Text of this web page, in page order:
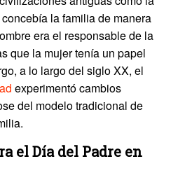
la familia de manera
era el responsable de la
que la mujer tenía un papel
a lo largo del siglo XX, el
experimentó cambios
del modelo tradicional de
el Día del Padre en